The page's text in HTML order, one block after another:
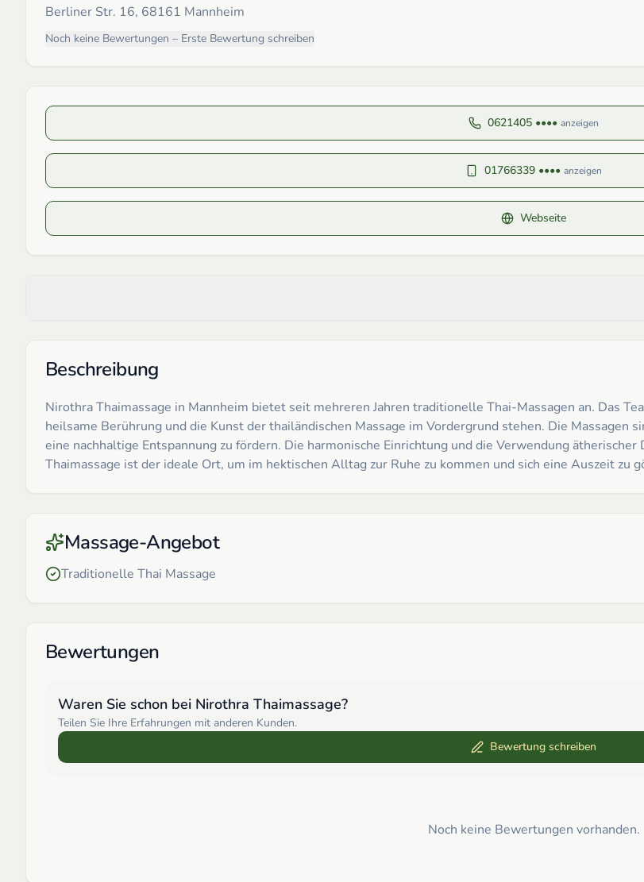
Berliner Str. 16, 68161 Mannheim
Noch keine Bewertungen – Erste Bewertung schreiben
0621405 •••• anzeigen
01766339 •••• anzeigen
Webseite
Beschreibung
Nirothra Thaimassage in Mannheim bietet seit mehreren Jahren traditionelle Thai-Massagen an. Das
heilsame Berührung und die Kunst der thailändischen Massage im Vordergrund stehen. Die Massagen
eine nachhaltige Entspannung zu fördern. Die harmonische Einrichtung und die Verwendung
Thaimassage ist der ideale Ort, um im hektischen Alltag zur Ruhe zu kommen und sich eine Auszeit zu
Massage-Angebot
Traditionelle Thai Massage
Bewertungen
Waren Sie schon bei Nirothra Thaimassage?
Teilen Sie Ihre Erfahrungen mit anderen Kunden.
Bewertung schreiben
Noch keine Bewertungen vorhanden.